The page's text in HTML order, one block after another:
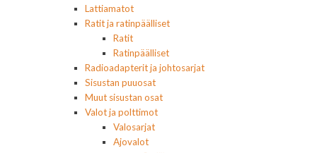
Lattiamatot
Ratit ja ratinpäälliset
Ratit
Ratinpäälliset
Radioadapterit ja johtosarjat
Sisustan puuosat
Muut sisustan osat
Valot ja polttimot
Valosarjat
Ajovalot